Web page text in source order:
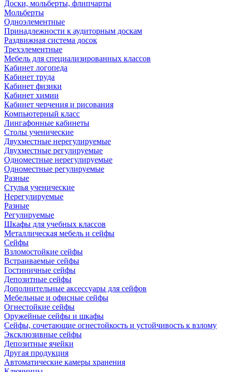
Доски, мольберты, флипчарты
Мольберты
Одноэлементные
Принадлежности к аудиторным доскам
Раздвижная система досок
Трехэлементные
Мебель для специализированных классов
Кабинет логопеда
Кабинет труда
Кабинет физики
Кабинет химии
Кабинет черчения и рисования
Компьютерный класс
Лингафонные кабинеты
Столы ученические
Двухместные нерегулируемые
Двухместные регулируемые
Одноместные нерегулируемые
Одноместные регулируемые
Разные
Стулья ученические
Нерегулируемые
Разные
Регулируемые
Шкафы для учебных классов
Металлическая мебель и сейфы
Сейфы
Взломостойкие сейфы
Встраиваемые сейфы
Гостиничные сейфы
Депозитные сейфы
Дополнительные аксессуары для сейфов
Мебельные и офисные сейфы
Огнестойкие сейфы
Оружейные сейфы и шкафы
Сейфы, сочетающие огнестойкость и устойчивость к взлому
Эксклюзивные сейфы
Депозитные ячейки
Другая продукция
Автоматические камеры хранения